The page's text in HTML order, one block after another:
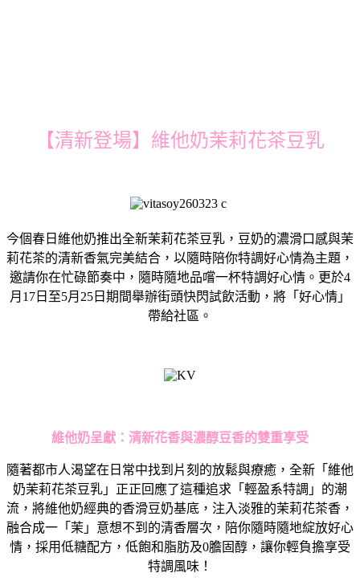
【清新登場】維他奶茉莉花茶豆乳
今個春日維他奶推出全新茉莉花茶豆乳，豆奶的濃滑口感與茉
莉花茶的清新香氣完美結合，以隨時陪你特調好心情為主題，
邀請你在忙碌節奏中，隨時隨地品嚐一杯特調好心情。更於4
月17日至5月25日期間舉辦街頭快閃試飲活動，將「好心情」
帶給社區。
維他奶呈獻：清新花香與濃醇豆香的雙重享受
隨著都市人渴望在日常中找到片刻的放鬆與療癒，全新「維他
奶茉莉花茶豆乳」正正回應了這種追求「輕盈系特調」的潮
流，將維他奶經典的香滑豆奶基底，注入淡雅的茉莉花茶香，
融合成一「茉」意想不到的清香層次，陪你隨時隨地綻放好心
情，採用低糖配方，低飽和脂肪及0膽固醇，讓你輕負擔享受
特調風味！